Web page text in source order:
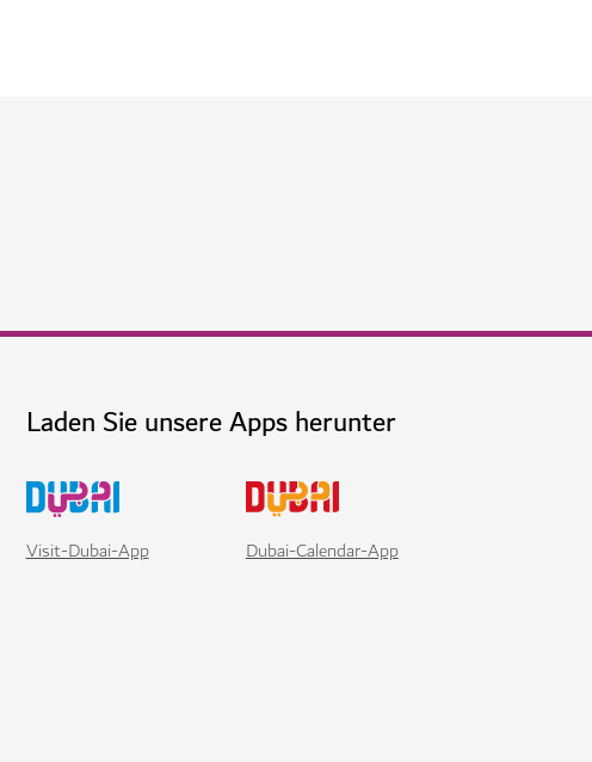
Laden Sie unsere Apps herunter
Visit-Dubai-App Dubai-Calendar-App